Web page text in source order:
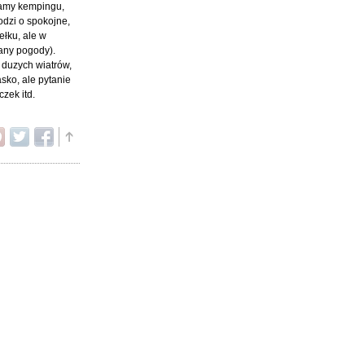
kempingu,
o spokojne,
ale w
pogody).
wiatrów,
ale pytanie
itd.